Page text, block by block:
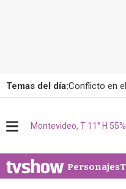
Temas del día:Conflicto en
u
Montevideo, T 11° H 55%
Personajes